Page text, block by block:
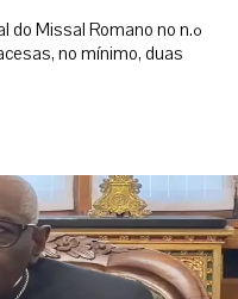
do Missal Romano no n.º
no mínimo, duas